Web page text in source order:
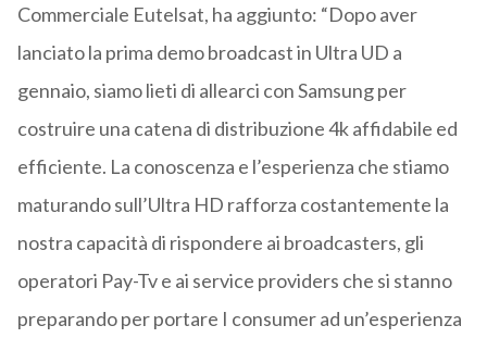
Commerciale Eutelsat, ha aggiunto: “Dopo aver
lanciato la prima demo broadcast in Ultra UD a
gennaio, siamo lieti di allearci con Samsung per
costruire una catena di distribuzione 4k affidabile ed
efficiente. La conoscenza e l’esperienza che stiamo
maturando sull’Ultra HD rafforza costantemente la
nostra capacità di rispondere ai broadcasters, gli
operatori Pay-Tv e ai service providers che si stanno
preparando per portare I consumer ad un’esperienza